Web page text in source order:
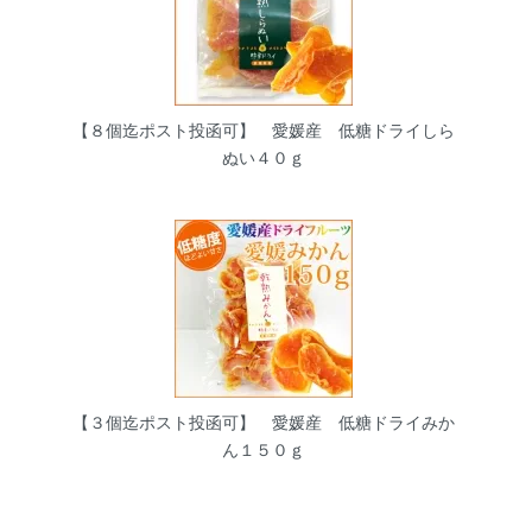
【８個迄ポスト投函可】 愛媛産 低糖ドライしら
ぬい４０ｇ
【３個迄ポスト投函可】 愛媛産 低糖ドライみか
ん１５０ｇ